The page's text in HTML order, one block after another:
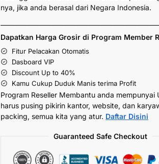
nya, jika anda berasal dari Negara Indonesia.
Dapatkan Harga Grosir di Program Member
Fitur Pelacakan Otomatis
Dasboard VIP
Discount Up to 40%
Kamu Cukup Duduk Manis terima Profit
Program Reseller Membantu anda mempunyai
harus pusing pikirin kantor, website, dan
packing, semua kita yang atur. Daftar Disini
Guaranteed Safe Checkout